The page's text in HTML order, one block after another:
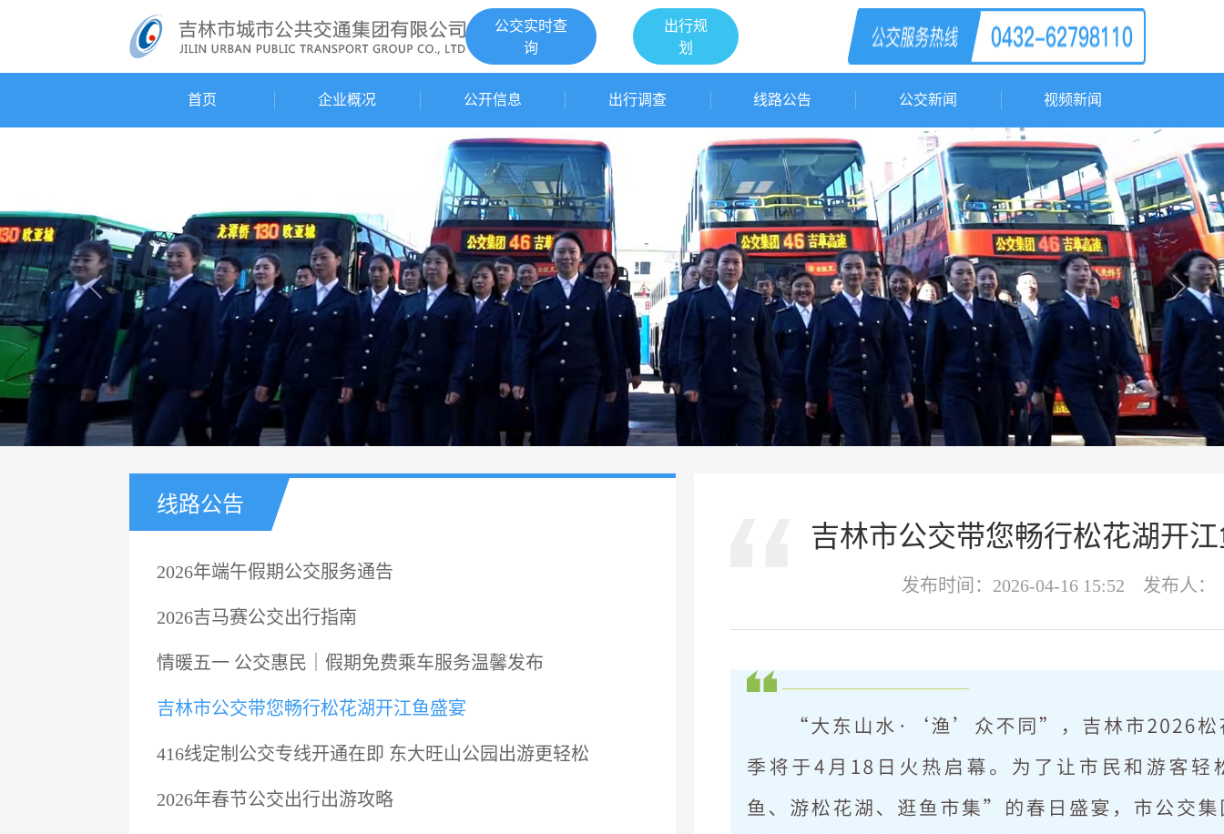
公交实时查
询
出行规
划
首页 企业概况 公开信息 出行调查 线路公告 公交新闻 视频新闻
Previous Next
线路公告
2026年端午假期公交服务通告
2026吉马赛公交出行指南
情暖五一 公交惠民｜假期免费乘车服务温馨发布
吉林市公交带您畅行松花湖开江鱼盛宴
416线定制公交专线开通在即 东大旺山公园出游更轻松
2026年春节公交出行出游攻略
吉林市公交带您畅行松花湖开
发布时间：2026-04-16 15:52 发布人：